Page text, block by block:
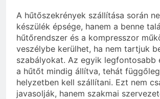
A hűtőszekrények szállítása során
készülék épsége, hanem a benne
hűtőrendszer és a kompresszor
veszélybe kerülhet, ha nem tartjuk
szabályokat. Az egyik legfontosabb
a hűtőt mindig állítva, tehát
helyzetben kell szállítani. Ezt nem
javasolják, hanem szakmai